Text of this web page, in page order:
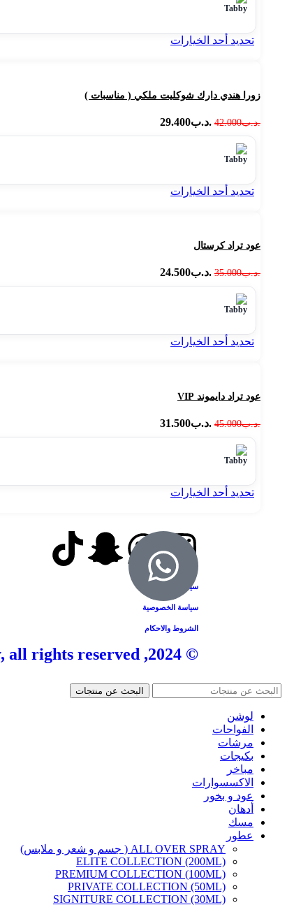
تحديد أحد الخيارات
زورا هندي دارك شوكليت ملكي ( مناسبات )
.د.ب42.000 .د.ب29.400
تحديد أحد الخيارات
عود تراد كرستال
.د.ب35.000 .د.ب24.500
تحديد أحد الخيارات
عود تراد دايموند VIP
.د.ب45.000 .د.ب31.500
تحديد أحد الخيارات
سياسة الاسترجاع
سياسة الخصوصية
الشروط والاحكام
© 2024, Tangle Company, all rights reserved.
البحث عن منتجات
لوشن
الفواحات
مرشات
بكيجات
مباخر
الاكسسوارات
عود و بخور
أدهان
مسك
عطور
ALL OVER SPRAY ( جسم و شعر و ملابس)
ELITE COLLECTION (200ML)
PREMIUM COLLECTION (100ML)
PRIVATE COLLECTION (50ML)
SIGNITURE COLLECTION (30ML)